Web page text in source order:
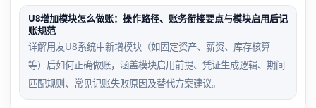
U8增加模块怎么做账：操作路径、账务衔接要点与模块启用后记
账规范
详解用友U8系统中新增模块（如固定资产、薪资、库存核算
等）后如何正确做账，涵盖模块启用前提、凭证生成逻辑、期间
匹配规则、常见记账失败原因及替代方案建议。